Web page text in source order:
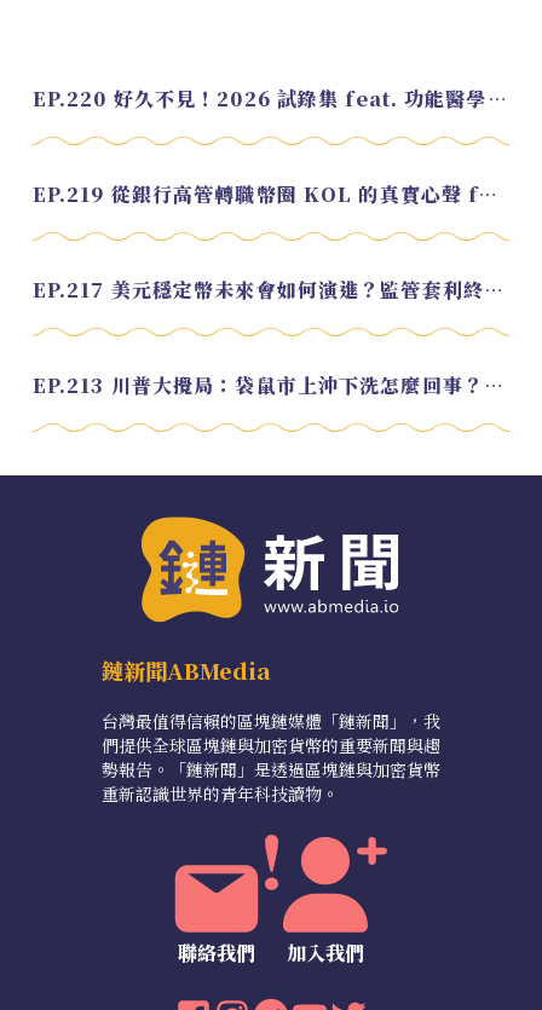
EP.220 好久不見！2026 試錄集 feat. 功能醫學營養師 美寶
EP.219 從銀行高管轉職幣圈 KOL 的真實心聲 feat.龜大
EP.217 美元穩定幣未來會如何演進？監管套利終將收斂？feat. 研究員 余哲安
EP.213 川普大攪局：袋鼠市上沖下洗怎麼回事？feat. Alvin
鏈新聞ABMedia
台灣最值得信賴的區塊鏈媒體「鏈新聞」，我
們提供全球區塊鏈與加密貨幣的重要新聞與趨
勢報告。「鏈新聞」是透過區塊鏈與加密貨幣
重新認識世界的青年科技讀物。
聯絡我們 加入我們